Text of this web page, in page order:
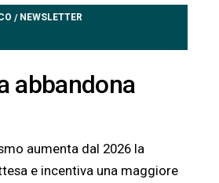
/ NEWSLETTER
abbandona
aumenta dal 2026 la
e incentiva una maggiore